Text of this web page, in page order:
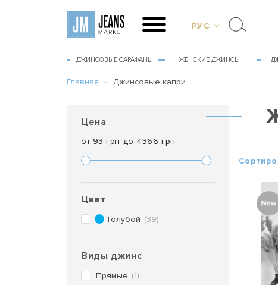
РУС
ДЖИНСОВЫЕ САРАФАНЫ ЖЕНСКИЕ ДЖИНСЫ
Главная Джинсовые капри
Цена
от 93 грн до 4366 грн
Цвет
Голубой (39)
Виды джинс
Прямые (1)